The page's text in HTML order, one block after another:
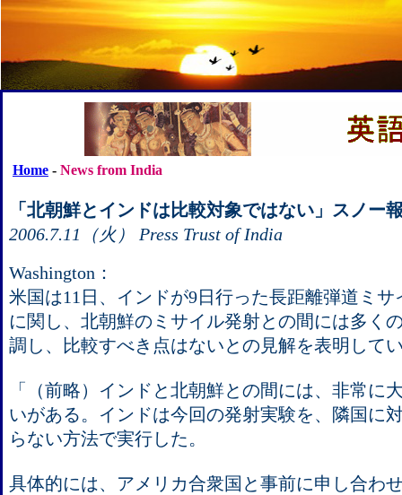
Home - News from India
「北朝鮮とインドは比較対象ではない」スノー
2006.7.11（火） Press Trust of India
Washington：
米国は11日、インドが9日行った長距離弾道ミ
に関し、北朝鮮のミサイル発射との間には多く
調し、比較すべき点はないとの見解を表明して
「（前略）インドと北朝鮮との間には、非常に
いがある。インドは今回の発射実験を、隣国に
らない方法で実行した。
具体的には、アメリカ合衆国と事前に申し合わ